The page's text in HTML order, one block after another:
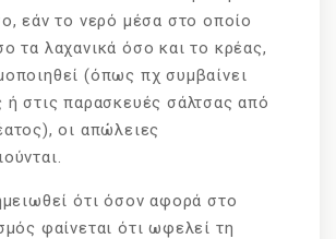
εάν το νερό μέσα στο οποίο
τα λαχανικά όσο και το κρέας,
(όπως πχ συμβαίνει
ή στις παρασκευές σάλτσας από
οι απώλειες
ότι όσον αφορά στο
φαίνεται ότι ωφελεί τη